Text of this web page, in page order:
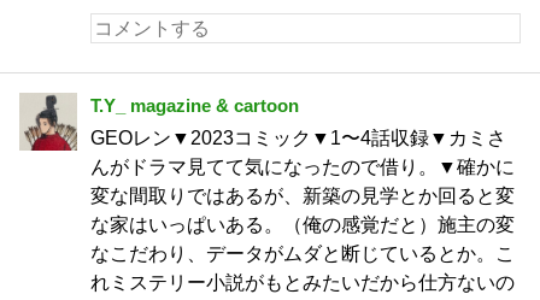
T.Y_ magazine & cartoon
GEOレン▼2023コミック▼1〜4話収録▼カミさ
んがドラマ見てて気になったので借り。▼確かに
変な間取りではあるが、新築の見学とか回ると変
な家はいっぱいある。（俺の感覚だと）施主の変
なこだわり、データがムダと断じているとか。こ
れミステリー小説がもとみたいだから仕方ないの